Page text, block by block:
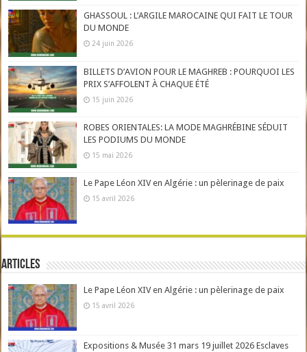
GHASSOUL : L’ARGILE MAROCAINE QUI FAIT LE TOUR
DU MONDE
24 juin 2026
BILLETS D’AVION POUR LE MAGHREB : POURQUOI LES
PRIX S’AFFOLENT À CHAQUE ÉTÉ
15 juin 2026
ROBES ORIENTALES: LA MODE MAGHRÉBINE SÉDUIT
LES PODIUMS DU MONDE
15 mai 2026
Le Pape Léon XIV en Algérie : un pèlerinage de paix
15 avril 2026
Articles
Le Pape Léon XIV en Algérie : un pèlerinage de paix
15 avril 2026
Expositions & Musée 31 mars 19 juillet 2026 Esclaves